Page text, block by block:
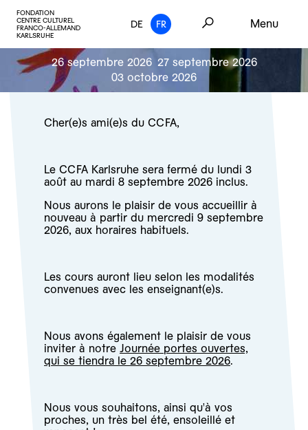
FONDATION
CENTRE CULTUREL
FRANCO-ALLEMAND
KARLSRUHE
DE FR Menu
26 septembre 2026 27 septembre 2026
03 octobre 2026
Cher(e)s ami(e)s du CCFA,
Le CCFA Karlsruhe sera fermé du lundi 3
août au mardi 8 septembre 2026 inclus.
Nous aurons le plaisir de vous accueillir à
nouveau à partir du mercredi 9 septembre
2026, aux horaires habituels.
Les cours auront lieu selon les modalités
convenues avec les enseignant(e)s.
Nous avons également le plaisir de vous
inviter à notre Journée portes ouvertes,
qui se tiendra le 26 septembre 2026.
Nous vous souhaitons, ainsi qu'à vos
proches, un très bel été, ensoleillé et